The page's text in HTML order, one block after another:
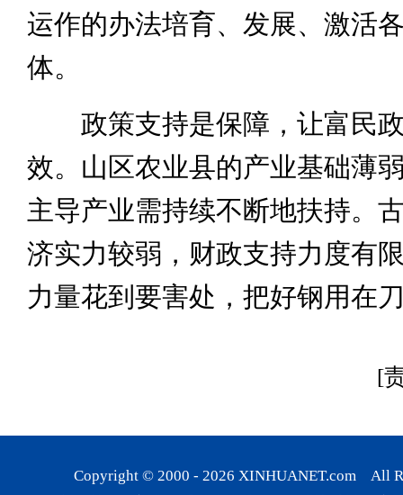
运作的办法培育、发展、激活
体。
政策支持是保障，让富民政
效。山区农业县的产业基础薄
主导产业需持续不断地扶持。
济实力较弱，财政支持力度有
力量花到要害处，把好钢用在
[
Copyright © 2000 - 2026 XINHUANET.com All